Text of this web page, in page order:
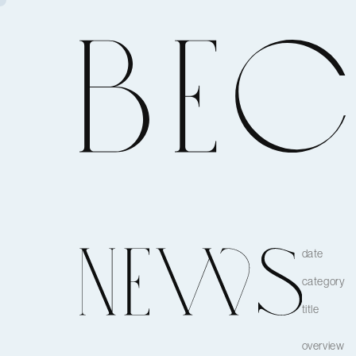
date
category
title
overview